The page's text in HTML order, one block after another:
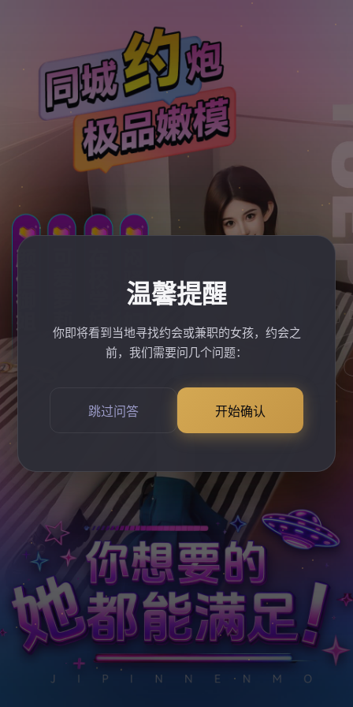
温馨提醒
你即将看到当地寻找约会或兼职的女孩，约会之
前，我们需要问几个问题：
跳过问答 开始确认